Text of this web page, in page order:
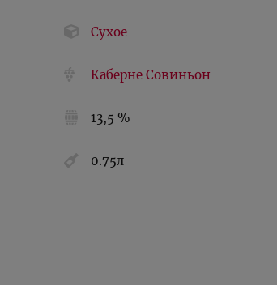
Сухое
Каберне Совиньон
13,5 %
0.75л